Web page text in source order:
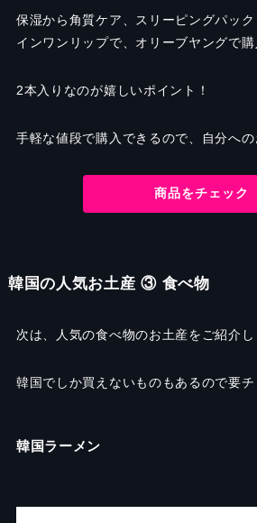
保湿から角質ケア、スリーピングパッ
インワンリップで、オリーブヤングで購
2本入りなのが嬉しいポイント！
手軽な値段で購入できるので、自分へ
商品をチェック
韓国の人気お土産 ③ 食べ物
次は、人気の食べ物のお土産をご紹介し
韓国でしか買えないものもあるので要チ
韓国ラーメン